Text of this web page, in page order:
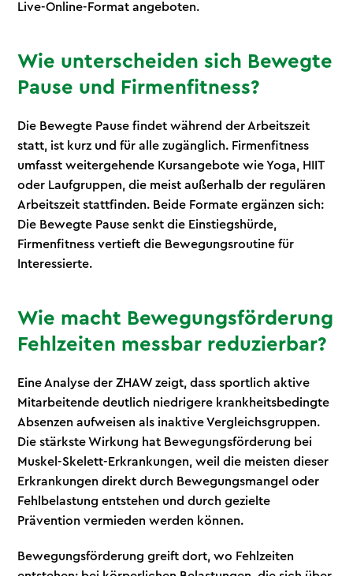
Live-Online-Format angeboten.
Wie unterscheiden sich Bewegte
Pause und Firmenfitness?
Die Bewegte Pause findet während der Arbeitszeit
statt, ist kurz und für alle zugänglich. Firmenfitness
umfasst weitergehende Kursangebote wie Yoga, HIIT
oder Laufgruppen, die meist außerhalb der regulären
Arbeitszeit stattfinden. Beide Formate ergänzen sich:
Die Bewegte Pause senkt die Einstiegshürde,
Firmenfitness vertieft die Bewegungsroutine für
Interessierte.
Wie macht Bewegungsförderung
Fehlzeiten messbar reduzierbar?
Eine Analyse der ZHAW zeigt, dass sportlich aktive
Mitarbeitende deutlich niedrigere krankheitsbedingte
Absenzen aufweisen als inaktive Vergleichsgruppen.
Die stärkste Wirkung hat Bewegungsförderung bei
Muskel-Skelett-Erkrankungen, weil die meisten dieser
Erkrankungen direkt durch Bewegungsmangel oder
Fehlbelastung entstehen und durch gezielte
Prävention vermieden werden können.
Bewegungsförderung greift dort, wo Fehlzeiten